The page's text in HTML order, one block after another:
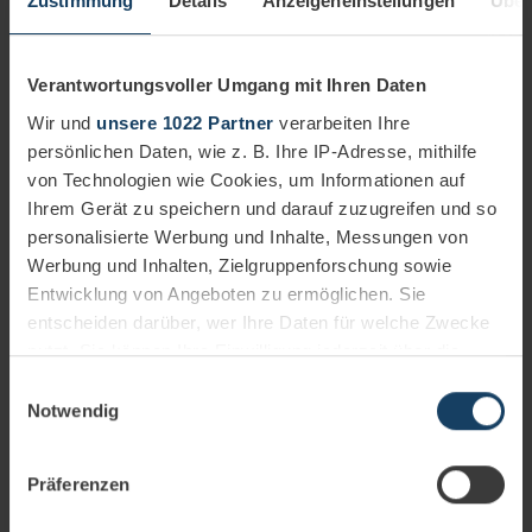
Verantwortungsvoller Umgang mit Ihren Daten
Wir und unsere 1022 Partner verarbeiten Ihre
persönlichen Daten, wie z. B. Ihre IP-Adresse, mithilfe
von Technologien wie Cookies, um Informationen auf
Ihrem Gerät zu speichern und darauf zuzugreifen und so
personalisierte Werbung und Inhalte, Messungen von
Werbung und Inhalten, Zielgruppenforschung sowie
Entwicklung von Angeboten zu ermöglichen. Sie
entscheiden darüber, wer Ihre Daten für welche Zwecke
nutzt. Sie können Ihre Einwilligung jederzeit über die
Trigger Symbol ändern oder widerrufen
Informationen über Ihre geografische Lage
Notwendig
Präferenzen
Missverständnisse auf.
Mehr erfahren